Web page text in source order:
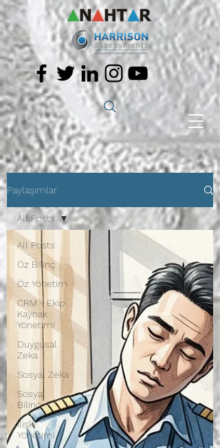
Paylaşımlar
All Posts
Öz Bilinç
Öz Yönetim
CRM - Ekip
Kaynak
Yönetimi
Duygusal
Zeka
Sosyal Zeka
Sosyal
Bilinç
İlişki
Yönetimi
All Posts